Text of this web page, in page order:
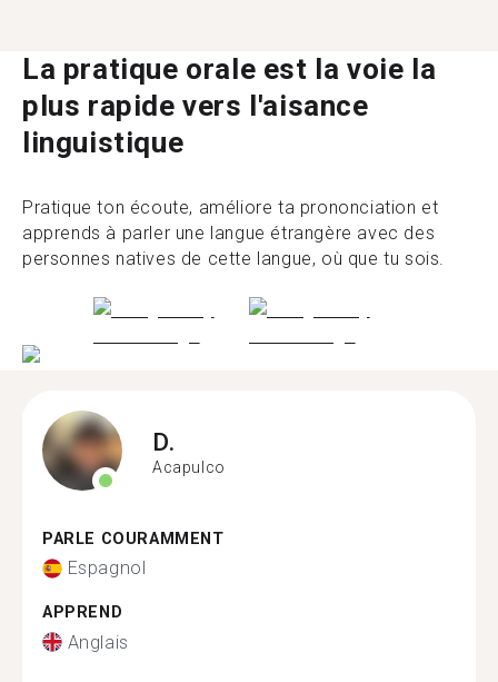
La pratique orale est la voie la
plus rapide vers l'aisance
linguistique
Pratique ton écoute, améliore ta prononciation et
apprends à parler une langue étrangère avec des
personnes natives de cette langue, où que tu sois.
D.
Acapulco
PARLE COURAMMENT
Espagnol
APPREND
Anglais